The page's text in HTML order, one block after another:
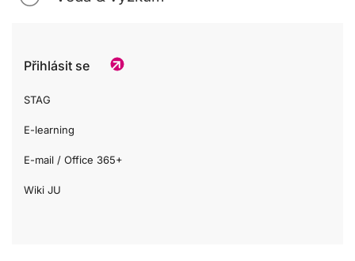
Přihlásit se
STAG
E-learning
E-mail / Office 365+
Wiki JU